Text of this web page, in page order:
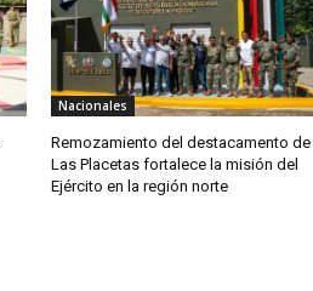
Nacionales
Remozamiento del destacamento de
Las Placetas fortalece la misión del
Ejército en la región norte